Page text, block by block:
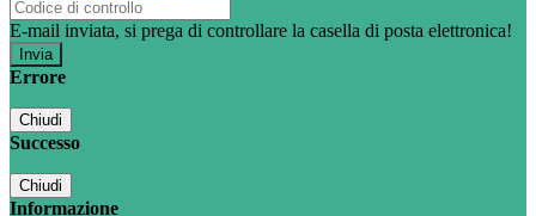
E-mail inviata, si prega di controllare la casella di posta elettronica!
Errore
Chiudi
Successo
Chiudi
Informazione